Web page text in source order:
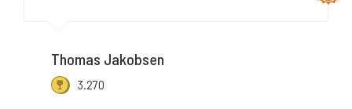
Thomas Jakobsen
3.270